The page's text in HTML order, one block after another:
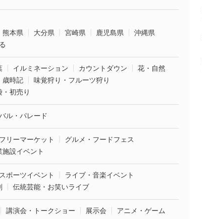
熊本県 大分県 宮崎県 鹿児島県
沖縄県
イルミネーション カウントダウン
花・自然
歳時記
味覚狩り・フルーツ狩り
・初売り
ル・パレード
フリーマーケット
グルメ・フードフェス
施設イベント
スポーツイベント
ライブ・音楽イベント
伝統芸能・お笑いライブ
講演会・トークショー 展示会 アニメ・ゲーム